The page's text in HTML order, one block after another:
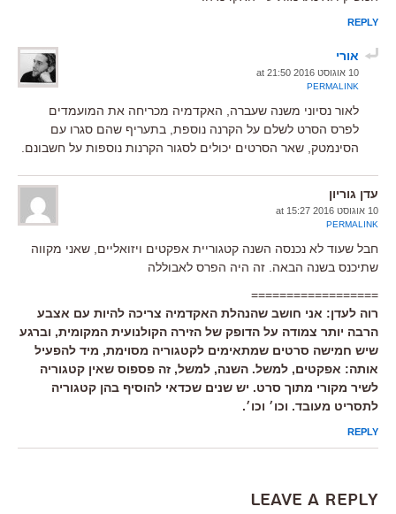
REPLY
אורי
10 אוגוסט 2016 at 21:50
PERMALINK
לאור נסיוני משנה שעברה, האקדמיה מכריחה את המועמדים
לפרס הסרט לשלם על הקרנה נוספת, בתעריף שהם סגרו עם
הסינמטק, שאר הסרטים יכולים לסגור הקרנות נוספות על חשבונם.
עדן גוריון
10 אוגוסט 2016 at 15:27
PERMALINK
חבל שעוד לא נכנסה השנה קטגוריית אפקטים ויזואליים, שאני מקווה
שתיכנס בשנה הבאה. זה היה הפרס לאבוללה
==================
רוה לעדן: אני חושב שהנהלת האקדמיה צריכה להיות עם אצבע
הרבה יותר צמודה על הדופק של הזירה הקולנועית המקומית, וברגע
שיש חמישה סרטים שמתאימים לקטגוריה מסוימת, מיד להפעיל
אותה: אפקטים, למשל. השנה, למשל, זה פספוס שאין קטגוריה
לשיר מקורי מתוך סרט. יש שנים שכדאי להוסיף בהן קטגוריה
לתסריט מעובד. וכו׳ וכו׳.
REPLY
Leave a Reply